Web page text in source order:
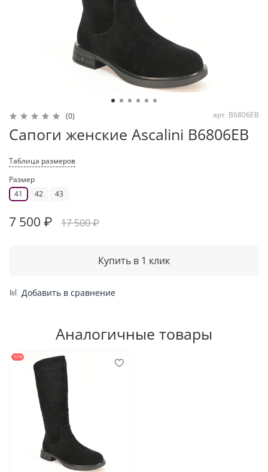
(0) арт. B6806EB
Сапоги женские Ascalini B6806EB
Таблица размеров
Размер
41
42 43
7 500 ₽ 17 500 ₽
Купить в 1 клик
Добавить в сравнение
Аналогичные товары
-57%